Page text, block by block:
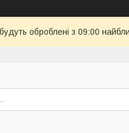
оброблені з 09:00